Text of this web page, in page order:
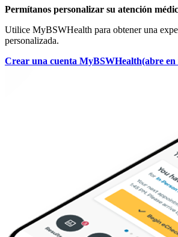
Permítanos personalizar su atención
Utilice MyBSWHealth para obtener una
personalizada.
Crear una cuenta MyBSWHealth(abre en